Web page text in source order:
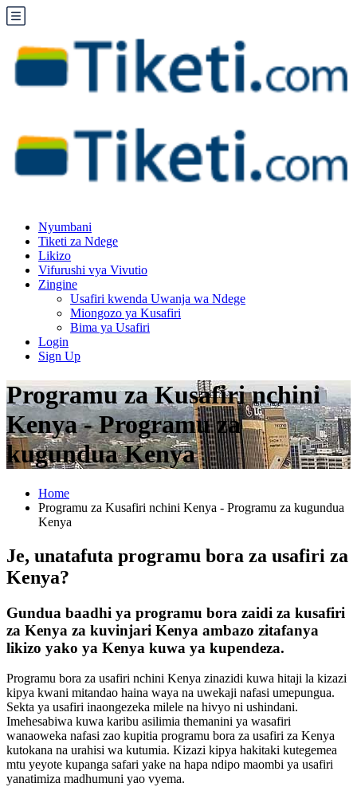
Nyumbani
Tiketi za Ndege
Likizo
Vifurushi vya Vivutio
Zingine
Usafiri kwenda Uwanja wa Ndege
Miongozo ya Kusafiri
Bima ya Usafiri
Login
Sign Up
Programu za Kusafiri nchini
Kenya - Programu za
kugundua Kenya
Home
Programu za Kusafiri nchini Kenya - Programu za kugundua
Kenya
Je, unatafuta programu bora za usafiri za
Kenya?
Gundua baadhi ya programu bora zaidi za kusafiri
za Kenya za kuvinjari Kenya ambazo zitafanya
likizo yako ya Kenya kuwa ya kupendeza.
Programu bora za usafiri nchini Kenya zinazidi kuwa hitaji la kizazi
kipya kwani mitandao haina waya na uwekaji nafasi umepungua.
Sekta ya usafiri inaongezeka milele na hivyo ni ushindani.
Imehesabiwa kuwa karibu asilimia themanini ya wasafiri
wanaoweka nafasi zao kupitia programu bora za usafiri za Kenya
kutokana na urahisi wa kutumia. Kizazi kipya hakitaki kutegemea
mtu yeyote kupanga safari yake na hapa ndipo maombi ya usafiri
yanatimiza madhumuni yao vyema.